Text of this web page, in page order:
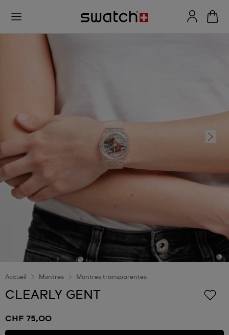
Accueil Montres Montres transparentes
CLEARLY GENT
CHF 75,00